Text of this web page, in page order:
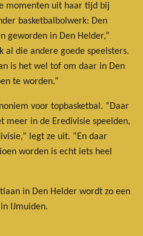
momenten uit haar tijd bij
basketbalbolwerk: Den
geworden in Den Helder,”
al die andere goede speelsters.
is het wel tof om daar in Den
te worden.”
voor topbasketbal. “Daar
meer in de Eredivisie speelden,
legt ze uit. “En daar
worden is echt iets heel
in Den Helder wordt zo een
IJmuiden.